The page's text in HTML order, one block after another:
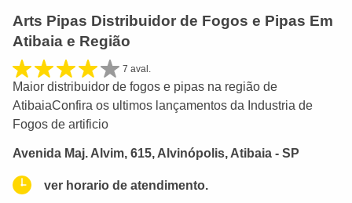
Arts Pipas Distribuidor de Fogos e Pipas Em
Atibaia e Região
7 aval.
Maior distribuidor de fogos e pipas na região de
AtibaiaConfira os ultimos lançamentos da Industria de
Fogos de artificio
Avenida Maj. Alvim, 615, Alvinópolis, Atibaia - SP
ver horario de atendimento.